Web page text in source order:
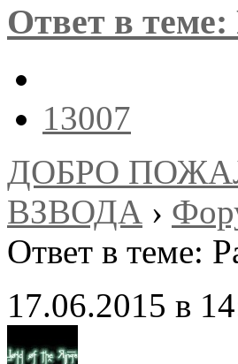
Ответ в теме:
13007
ДОБРО
ВЗВОДА ›
Ответ в теме:
17.06.2015 в